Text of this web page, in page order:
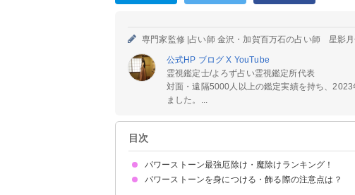
専門家監修 |占い師 金沢・加賀百万石の占い師 星影
公式HP ブログX YouTube
霊視鑑定士/よろず占い霊視鑑定所代表
対面・遠隔5000人以上の鑑定実績を持ち、
ました。...
目次
パワーストーン最強厄除け・魔除けランキング！
15位：スモーキークォーツ
14位：アメジスト
13位：カーネリアン
12位：ホワイトムーンストーン
11位：翡翠
10位：ルビー
9位：タイガーアイ
8位：ルチルクォーツ
7位：マラカイト
6位：ヘマタイト
5位：オブシディアン
4位：水晶
3位：ラピスラズリ
2位：モリオン（黒水晶）
1位：オニキス
パワーストーンを身につける・飾る際の注意点は？